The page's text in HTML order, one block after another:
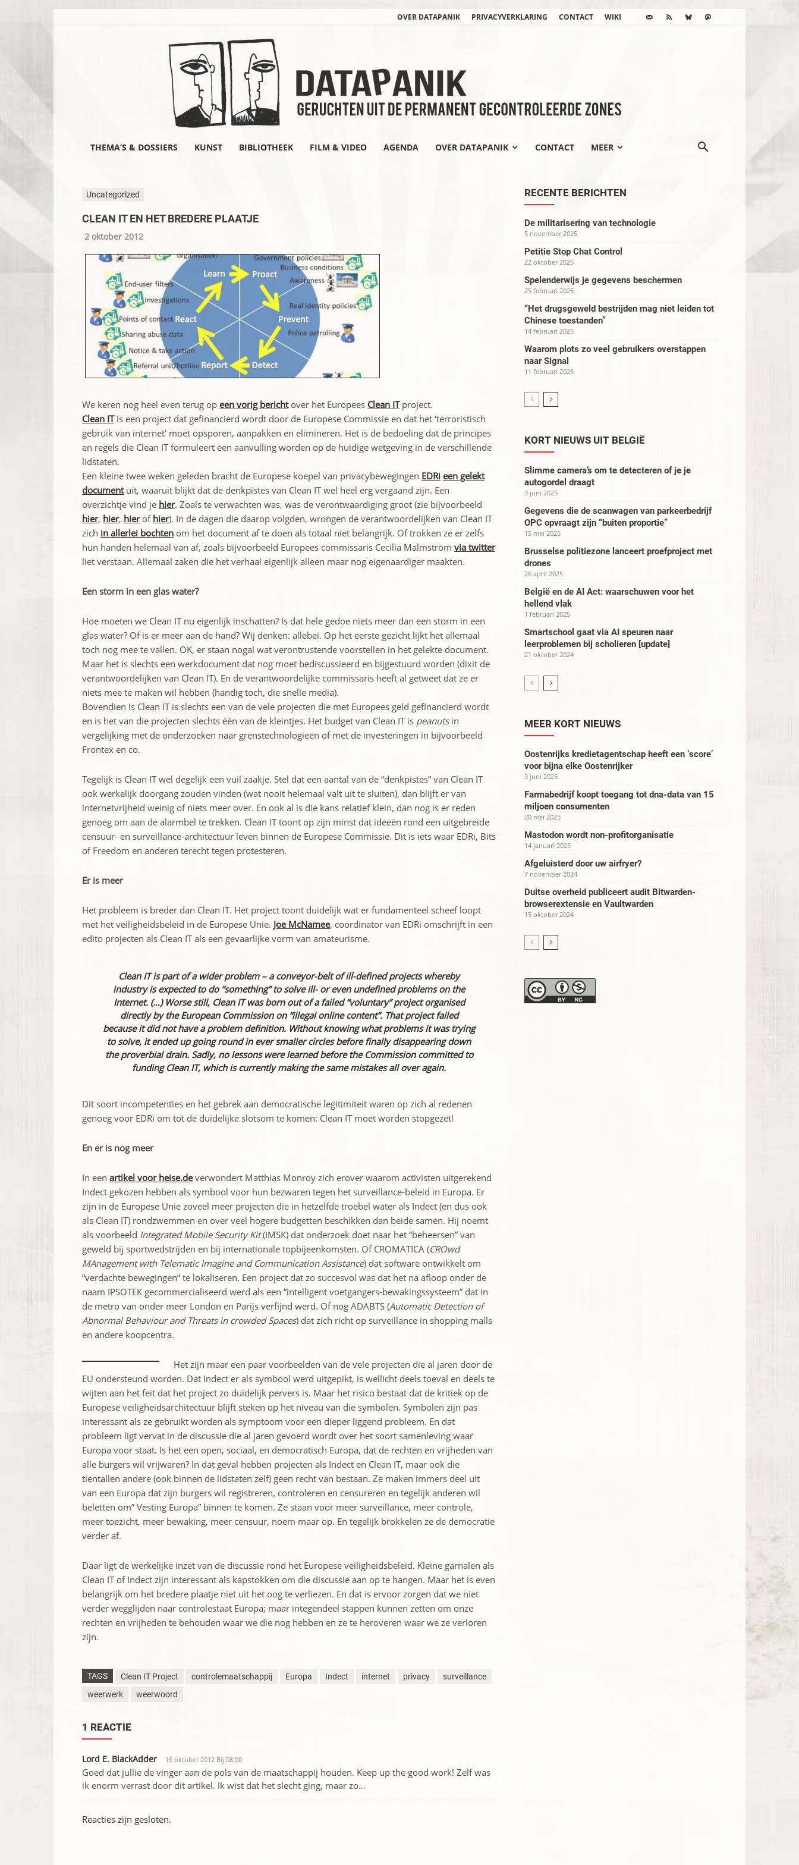
OVER DATAPANIK PRIVACYVERKLARING CONTACT WIKI
THEMA’S & DOSSIERS KUNST BIBLIOTHEEK FILM & VIDEO AGENDA OVER DATAPANIK CONTACT MEER
Uncategorized
CLEAN IT EN HET BREDERE PLAATJE
2 oktober 2012
We keren nog heel even terug op een vorig berichtover het Europees Clean ITproject.
Clean ITis een project dat gefinancierd wordt door de Europese Commissie en dat het ‘terroristisch
gebruik van internet’ moet opsporen, aanpakken en elimineren. Het is de bedoeling dat de principes
en regels die Clean IT formuleert een aanvulling worden op de huidige wetgeving in de verschillende
lidstaten.
Een kleine twee weken geleden bracht de Europese koepel van privacybewegingen EDRi een gelekt
documentuit, waaruit blijkt dat de denkpistes van Clean IT wel heel erg vergaand zijn. Een
overzichtje vind je hier. Zoals te verwachten was, was de verontwaardiging groot (zie bijvoorbeeld
hier, hier, hierof hier). In de dagen die daarop volgden, wrongen de verantwoordelijken van Clean IT
zich in allerlei bochten om het document af te doen als totaal niet belangrijk. Of trokken ze er zelfs
hun handen helemaal van af, zoals bijvoorbeeld Europees commissaris Cecilia Malmström via twitter
liet verstaan. Allemaal zaken die het verhaal eigenlijk alleen maar nog eigenaardiger maakten.
Een storm in een glas water?
Hoe moeten we Clean IT nu eigenlijk inschatten? Is dat hele gedoe niets meer dan een storm in een
glas water? Of is er meer aan de hand? Wij denken: allebei. Op het eerste gezicht lijkt het allemaal
toch nog mee te vallen. OK, er staan nogal wat verontrustende voorstellen in het gelekte document.
Maar het is slechts een werkdocument dat nog moet bediscussieerd en bijgestuurd worden (dixit de
verantwoordelijken van Clean IT). En de verantwoordelijke commissaris heeft al getweet dat ze er
niets mee te maken wil hebben (handig toch, die snelle media).
Bovendien is Clean IT is slechts een van de vele projecten die met Europees geld gefinancierd wordt
en is het van die projecten slechts één van de kleintjes. Het budget van Clean IT is peanutsin
vergelijking met de onderzoeken naar grenstechnologieën of met de investeringen in bijvoorbeeld
Frontex en co.
Tegelijk is Clean IT wel degelijk een vuil zaakje. Stel dat een aantal van de “denkpistes” van Clean IT
ook werkelijk doorgang zouden vinden (wat nooit helemaal valt uit te sluiten), dan blijft er van
internetvrijheid weinig of niets meer over. En ook al is die kans relatief klein, dan nog is er reden
genoeg om aan de alarmbel te trekken. Clean IT toont op zijn minst dat ideeën rond een uitgebreide
censuur- en surveillance-architectuur leven binnen de Europese Commissie. Dit is iets waar EDRi, Bits
of Freedom en anderen terecht tegen protesteren.
Er is meer
Het probleem is breder dan Clean IT. Het project toont duidelijk wat er fundamenteel scheef loopt
met het veiligheidsbeleid in de Europese Unie. Joe McNamee, coordinator van EDRi omschrijft in een
edito projecten als Clean IT als een gevaarlijke vorm van amateurisme.
Clean IT is part of a wider problem – a conveyor-belt of ill-defined projects whereby
industry is expected to do “something” to solve ill- or even undefined problems on the
Internet. (…) Worse still, Clean IT was born out of a failed “voluntary” project organised
directly by the European Commission on “illegal online content”. That project failed
because it did not have a problem definition. Without knowing what problems it was trying
to solve, it ended up going round in ever smaller circles before finally disappearing down
the proverbial drain. Sadly, no lessons were learned before the Commission committed to
funding Clean IT, which is currently making the same mistakes all over again.
Dit soort incompetenties en het gebrek aan democratische legitimiteit waren op zich al redenen
genoeg voor EDRi om tot de duidelijke slotsom te komen: Clean IT moet worden stopgezet!
En er is nog meer
In een artikel voor heise.deverwondert Matthias Monroy zich erover waarom activisten uitgerekend
Indect gekozen hebben als symbool voor hun bezwaren tegen het surveillance-beleid in Europa. Er
zijn in de Europese Unie zoveel meer projecten die in hetzelfde troebel water als Indect (en dus ook
als Clean IT) rondzwemmen en over veel hogere budgetten beschikken dan beide samen. Hij noemt
als voorbeeld Integrated Mobile Security Kit(IMSK) dat onderzoek doet naar het “beheersen” van
geweld bij sportwedstrijden en bij internationale topbijeenkomsten. Of CROMATICA (CROwd
MAnagement with Telematic Imagine and Communication Assistance) dat software ontwikkelt om
“verdachte bewegingen” te lokaliseren. Een project dat zo succesvol was dat het na afloop onder de
naam IPSOTEK gecommercialiseerd werd als een “intelligent voetgangers-bewakingssysteem” dat in
de metro van onder meer London en Parijs verfijnd werd. Of nog ADABTS (Automatic Detection of
Abnormal Behaviour and Threats in crowded Spaces) dat zich richt op surveillance in shopping malls
en andere koopcentra.
Het zijn maar een paar voorbeelden van de vele projecten die al jaren door de
EU ondersteund worden. Dat Indect er als symbool werd uitgepikt, is wellicht deels toeval en deels te
wijten aan het feit dat het project zo duidelijk pervers is. Maar het risico bestaat dat de kritiek op de
Europese veiligheidsarchitectuur blijft steken op het niveau van die symbolen. Symbolen zijn pas
interessant als ze gebruikt worden als symptoom voor een dieper liggend probleem. En dat
probleem ligt vervat in de discussie die al jaren gevoerd wordt over het soort samenleving waar
Europa voor staat. Is het een open, sociaal, en democratisch Europa, dat de rechten en vrijheden van
alle burgers wil vrijwaren? In dat geval hebben projecten als Indect en Clean IT, maar ook die
tientallen andere (ook binnen de lidstaten zelf) geen recht van bestaan. Ze maken immers deel uit
van een Europa dat zijn burgers wil registreren, controleren en censureren en tegelijk anderen wil
beletten om” Vesting Europa” binnen te komen. Ze staan voor meer surveillance, meer controle,
meer toezicht, meer bewaking, meer censuur, noem maar op. En tegelijk brokkelen ze de democratie
verder af.
Daar ligt de werkelijke inzet van de discussie rond het Europese veiligheidsbeleid. Kleine garnalen als
Clean IT of Indect zijn interessant als kapstokken om die discussie aan op te hangen. Maar het is even
belangrijk om het bredere plaatje niet uit het oog te verliezen. En dat is ervoor zorgen dat we niet
verder wegglijden naar controlestaat Europa; maar integendeel stappen kunnen zetten om onze
rechten en vrijheden te behouden waar we die nog hebben en ze te heroveren waar we ze verloren
zijn.
TAGS Clean IT Project controlemaatschappij Europa Indect internet privacy
surveillance
weerwerk
weerwoord
1 REACTIE
Lord E. BlackAdder 16 oktober 2012 Bij 08:00
Goed dat jullie de vinger aan de pols van de maatschappij houden. Keep up the good work! Zelf was
ik enorm verrast door dit artikel. Ik wist dat het slecht ging, maar zo…
Reacties zijn gesloten.
RECENTE BERICHTEN
De militarisering van technologie
5 november 2025
Petitie Stop Chat Control
22 oktober 2025
Spelenderwijs je gegevens beschermen
25 februari 2025
“Het drugsgeweld bestrijden mag niet leiden tot
Chinese toestanden”
14 februari 2025
Waarom plots zo veel gebruikers overstappen
naar Signal
11 februari 2025
KORT NIEUWS UIT BELGIË
Slimme camera’s om te detecteren of je je
autogordel draagt
3 juni 2025
Gegevens die de scanwagen van parkeerbedrijf
OPC opvraagt zijn “buiten proportie”
15 mei 2025
Brusselse politiezone lanceert proefproject met
drones
26 april 2025
België en de AI Act: waarschuwen voor het
hellend vlak
1 februari 2025
Smartschool gaat via AI speuren naar
leerproblemen bij scholieren [update]
21 oktober 2024
MEER KORT NIEUWS
Oostenrijks kredietagentschap heeft een ‘score’
voor bijna elke Oostenrijker
3 juni 2025
Farmabedrijf koopt toegang tot dna-data van 15
miljoen consumenten
20 mei 2025
Mastodon wordt non-profitorganisatie
14 januari 2025
Afgeluisterd door uw airfryer?
7 november 2024
Duitse overheid publiceert audit Bitwarden-
browserextensie en Vaultwarden
15 oktober 2024